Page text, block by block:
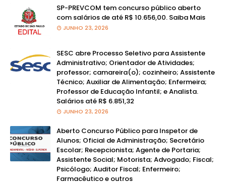
SP-PREVCOM tem concurso público aberto
com salários de até R$ 10.656,00. Saiba Mais
JUNHO 23, 2026
SESC abre Processo Seletivo para Assistente
Administrativo; Orientador de Atividades;
professor; camareira(o); cozinheiro; Assistente
Técnico; Auxiliar de Alimentação; Enfermeira;
Professor de Educação Infantil; e Analista.
Salários até R$ 6.851,32
JUNHO 23, 2026
Aberto Concurso Público para Inspetor de
Alunos; Oficial de Administração; Secretário
Escolar; Recepcionista; Agente de Portaria;
Assistente Social; Motorista; Advogado; Fiscal;
Psicólogo; Auditor Fiscal; Enfermeiro;
Farmacêutico e outros